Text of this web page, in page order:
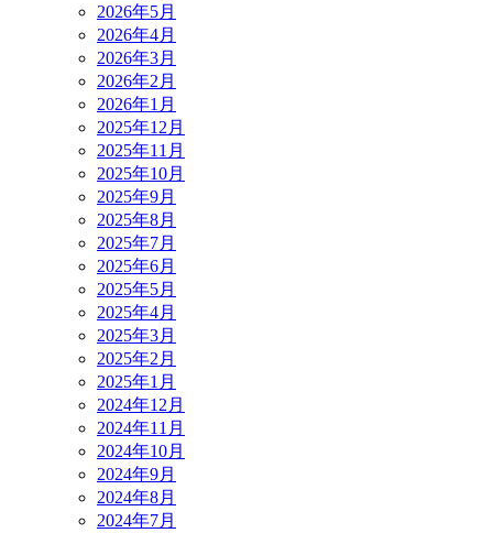
2026年5月
2026年4月
2026年3月
2026年2月
2026年1月
2025年12月
2025年11月
2025年10月
2025年9月
2025年8月
2025年7月
2025年6月
2025年5月
2025年4月
2025年3月
2025年2月
2025年1月
2024年12月
2024年11月
2024年10月
2024年9月
2024年8月
2024年7月